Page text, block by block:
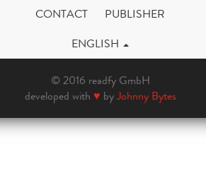
CONTACT
PUBLISHER
ENGLISH
© 2016 readfy GmbH
developed with ♥ byJohnny Bytes